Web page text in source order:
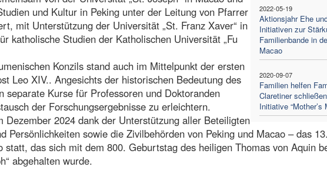
2022-05-19
Aktionsjahr Ehe
Initiativen zur
Familienbande in
Macao
2020-09-07
Familien helfen
Claretiner
Initiative “Mother’s
und Kultur in Peking unter der Leitung von Pfarrer
mit Unterstützung der Universität „St. Franz Xaver“ in
katholische Studien der Katholischen Universität „Fu
Konzils stand auch im Mittelpunkt der ersten
Leo XIV.. Angesichts der historischen Bedeutung des
separate Kurse für Professoren und Doktoranden
der Forschungsergebnisse zu erleichtern.
Dezember 2024 dank der Unterstützung aller Beteiligten
Persönlichkeiten sowie die Zivilbehörden von Peking und Macao – das
statt, das sich mit dem 800. Geburtstag des heiligen Thomas von Aquin
abgehalten wurde.